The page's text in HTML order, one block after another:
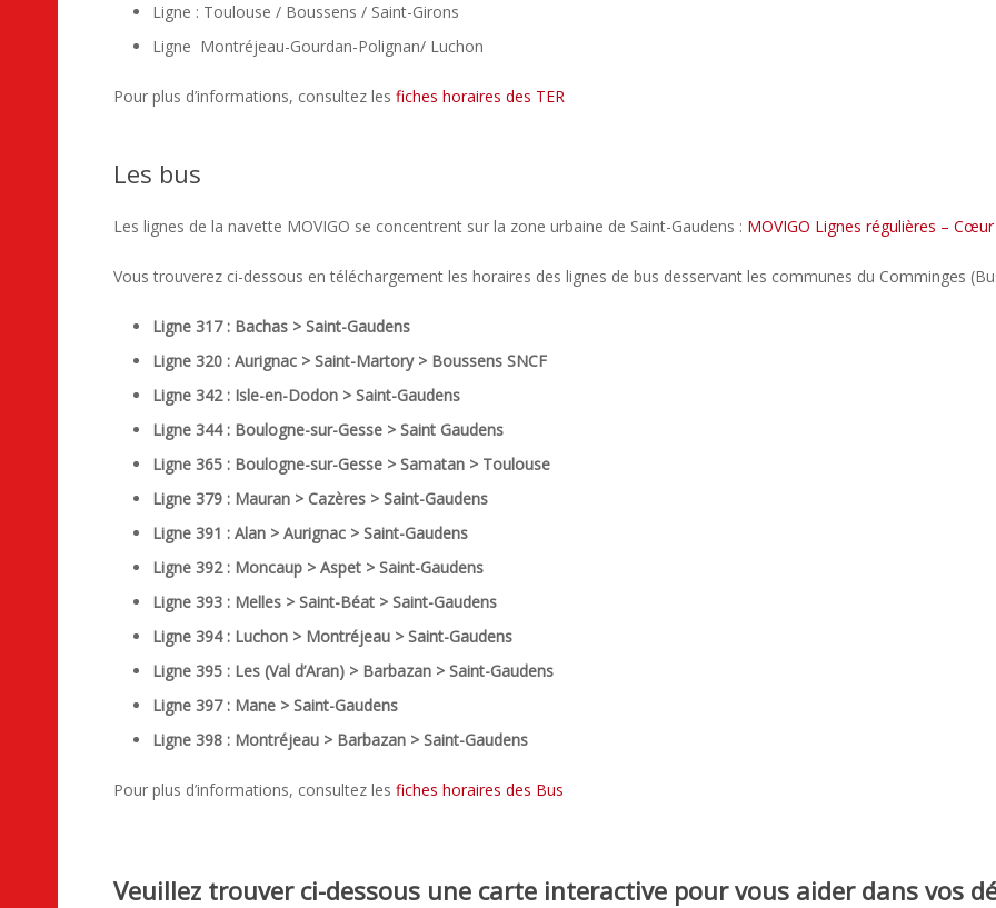
Ligne : Toulouse / Boussens / Saint-Girons
Ligne Montréjeau-Gourdan-Polignan/ Luchon
Pour plus d’informations, consultez les fiches horaires des TER
Les bus
Les lignes de la navette MOVIGO se concentrent sur la zone urbaine de Saint-Gaudens : MOVIGO Lignes régulières –
Vous trouverez ci-dessous en téléchargement les horaires des lignes de bus desservant les communes du Comminges
Ligne 317 : Bachas > Saint-Gaudens
Ligne 320 : Aurignac > Saint-Martory > Boussens SNCF
Ligne 342 : Isle-en-Dodon > Saint-Gaudens
Ligne 344 : Boulogne-sur-Gesse > Saint Gaudens
Ligne 365 : Boulogne-sur-Gesse > Samatan > Toulouse
Ligne 379 : Mauran > Cazères > Saint-Gaudens
Ligne 391 : Alan > Aurignac > Saint-Gaudens
Ligne 392 : Moncaup > Aspet > Saint-Gaudens
Ligne 393 : Melles > Saint-Béat > Saint-Gaudens
Ligne 394 : Luchon > Montréjeau > Saint-Gaudens
Ligne 395 : Les (Val d’Aran) > Barbazan > Saint-Gaudens
Ligne 397 : Mane > Saint-Gaudens
Ligne 398 : Montréjeau > Barbazan > Saint-Gaudens
Pour plus d’informations, consultez les fiches horaires des Bus
Veuillez trouver ci-dessous une carte interactive pour vous aider dans vos